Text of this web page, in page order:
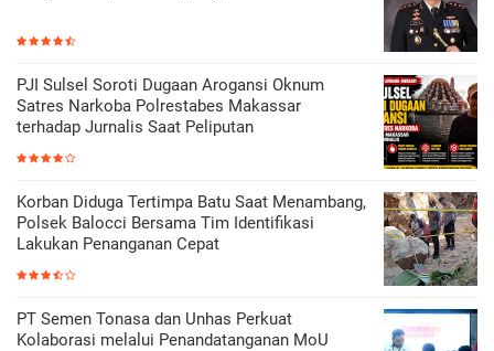
PJI Sulsel Soroti Dugaan Arogansi Oknum
Satres Narkoba Polrestabes Makassar
terhadap Jurnalis Saat Peliputan
Korban Diduga Tertimpa Batu Saat Menambang,
Polsek Balocci Bersama Tim Identifikasi
Lakukan Penanganan Cepat
PT Semen Tonasa dan Unhas Perkuat
Kolaborasi melalui Penandatanganan MoU